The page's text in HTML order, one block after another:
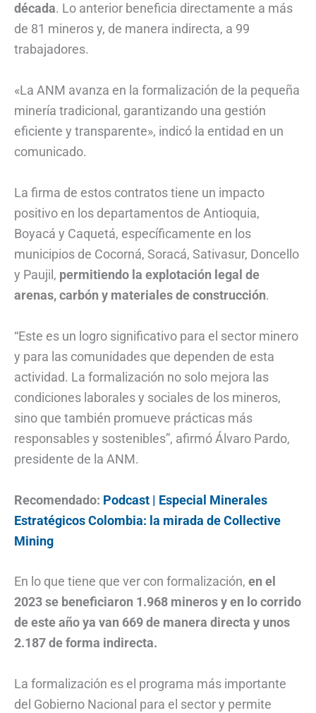
década. Lo anterior beneficia directamente a más
de 81 mineros y, de manera indirecta, a 99
trabajadores.
«La ANM avanza en la formalización de la pequeña
minería tradicional, garantizando una gestión
eficiente y transparente», indicó la entidad en un
comunicado.
La firma de estos contratos tiene un impacto
positivo en los departamentos de Antioquia,
Boyacá y Caquetá, específicamente en los
municipios de Cocorná, Soracá, Sativasur, Doncello
y Paujil, permitiendo la explotación legal de
arenas, carbón y materiales de construcción.
“Este es un logro significativo para el sector minero
y para las comunidades que dependen de esta
actividad. La formalización no solo mejora las
condiciones laborales y sociales de los mineros,
sino que también promueve prácticas más
responsables y sostenibles”, afirmó Álvaro Pardo,
presidente de la ANM.
Recomendado: Podcast | Especial Minerales
Estratégicos Colombia: la mirada de Collective
Mining
En lo que tiene que ver con formalización, en el
2023 se beneficiaron 1.968 mineros y en lo corrido
de este año ya van 669 de manera directa y unos
2.187 de forma indirecta.
La formalización es el programa más importante
del Gobierno Nacional para el sector y permite